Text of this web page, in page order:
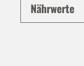
Nährwerte